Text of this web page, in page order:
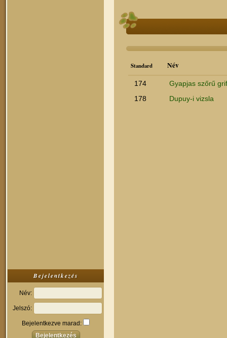
Bejelentkezés
Név:
Jelszó:
Bejelentkezve marad:
Standard Név
174
Gyapjas szőrű
178
Dupuy-i vizsla